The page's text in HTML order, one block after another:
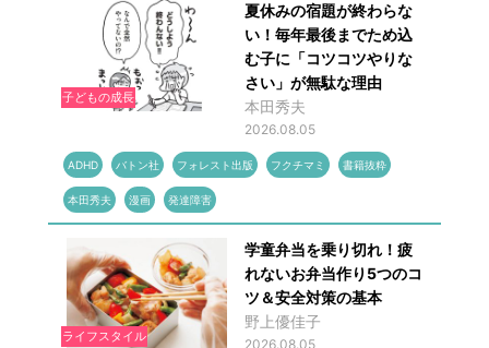
子どもの成長
夏休みの宿題が終わらな
い！毎年最後までため込
む子に「コツコツやりな
さい」が無駄な理由
本田秀夫
2026.08.05
ADHD バトン社 フォレスト出版 フクチマミ 書籍抜粋
本田秀夫 漫画 発達障害
ライフスタイル
学童弁当を乗り切れ！疲
れないお弁当作り5つのコ
ツ＆安全対策の基本
野上優佳子
2026.08.05